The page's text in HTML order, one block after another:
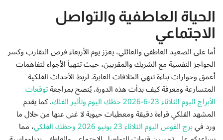
الحياة العاطفية والتواصل
الاجتماعي
أما على الصعيد العاطفي والعائلي، يعزز يوم الأربعاء فرص التقارب وكسر
الحواجز النفسية مع الشريك والمقربين، حيث تتهيأ الأجواء لتفاهمات
أعمق وحوارات بناءة تنهي الخلافات العابرة. لربط الأحداث الفلكية
المتسارعة ومعرفة كيف بدأت هذه الدورة، يُنصح بمراجعةتوقعات
الأبراج اليوم الثلاثاء 23-6-2026 حظك اليوم وتأثير الفلك . كما يقدم
المشهد الفلكي قراءة دقيقة ومعطيات حيوية لا غنى عنها من خلال ما
ورد فيبرج القوس اليوم الثلاثاء 23 يونيو 2026 وحظك الفلكي ، مما